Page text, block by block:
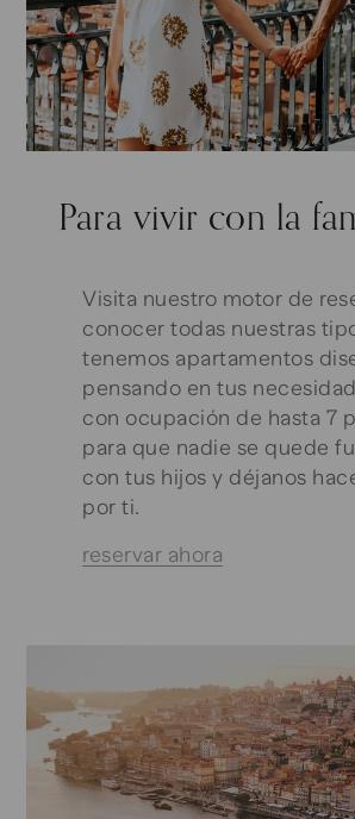
Para vivir con la
Visita nuestro motor de
conocer todas nuestras
tenemos apartamentos
pensando en tus
con ocupación de hasta 7
para que nadie se quede
con tus hijos y déjanos
por ti.
reservar ahora